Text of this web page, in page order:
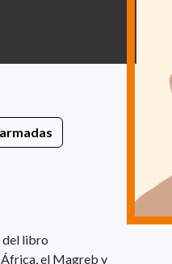
del libro
el Magreb y